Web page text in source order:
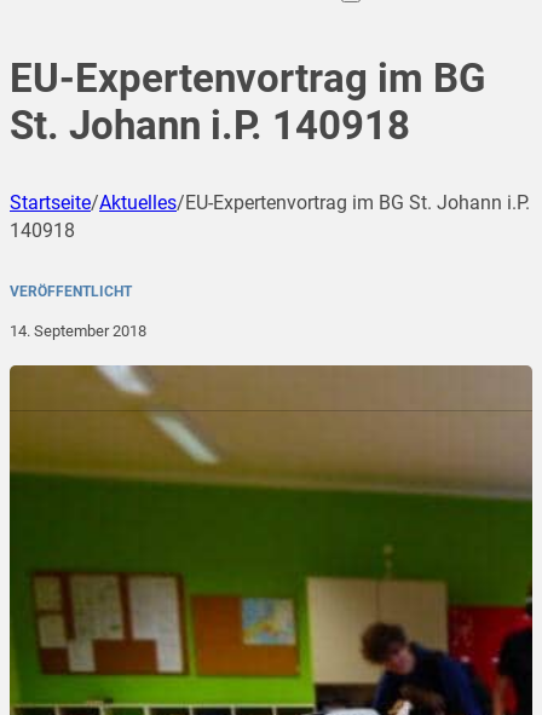
EU-Expertenvortrag im BG
St. Johann i.P. 140918
Startseite/Aktuelles/EU-Expertenvortrag im BG St. Johann i.P.
140918
VERÖFFENTLICHT
14. September 2018